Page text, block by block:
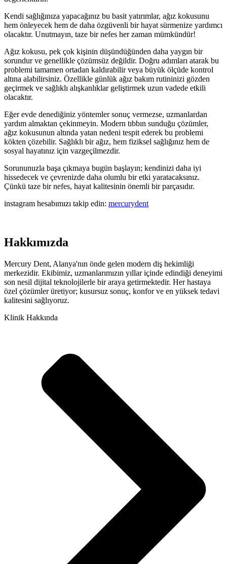
Kendi sağlığınıza yapacağınız bu basit yatırımlar, ağız kokusunu
hem önleyecek hem de daha özgüvenli bir hayat sürmenize yardımcı
olacaktır. Unutmayın, taze bir nefes her zaman mümkündür!
Ağız kokusu, pek çok kişinin düşündüğünden daha yaygın bir
sorundur ve genellikle çözümsüz değildir. Doğru adımları atarak bu
problemi tamamen ortadan kaldırabilir veya büyük ölçüde kontrol
altına alabilirsiniz. Özellikle günlük ağız bakım rutininizi gözden
geçirmek ve sağlıklı alışkanlıklar geliştirmek uzun vadede etkili
olacaktır.
Eğer evde denediğiniz yöntemler sonuç vermezse, uzmanlardan
yardım almaktan çekinmeyin. Modern tıbbın sunduğu çözümler,
ağız kokusunun altında yatan nedeni tespit ederek bu problemi
kökten çözebilir. Sağlıklı bir ağız, hem fiziksel sağlığınız hem de
sosyal hayatınız için vazgeçilmezdir.
Sorununuzla başa çıkmaya bugün başlayın; kendinizi daha iyi
hissedecek ve çevrenizde daha olumlu bir etki yaratacaksınız.
Çünkü taze bir nefes, hayat kalitesinin önemli bir parçasıdır.
instagram hesabımızı takip edin: mercurydent
Hakkımızda
Mercury Dent, Alanya'nın önde gelen modern diş hekimliği
merkezidir. Ekibimiz, uzmanlarımızın yıllar içinde edindiği deneyimi
son nesil dijital teknolojilerle bir araya getirmektedir. Her hastaya
özel çözümler üretiyor; kusursuz sonuç, konfor ve en yüksek tedavi
kalitesini sağlıyoruz.
Klinik Hakkında